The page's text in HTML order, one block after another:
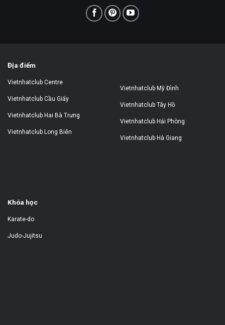
Địa điểm
Vietnhatclub Centre
Vietnhatclub Cầu Giấy
Vietnhatclub Hai Bà Trưng
Vietnhatclub Long Biên
Vietnhatclub Mỹ Đình
Vietnhatclub Tây Hồ
Vietnhatclub Hải Phòng
Vietnhatclub Hà Giang
Khóa học
Karate-do
Judo-Jujitsu